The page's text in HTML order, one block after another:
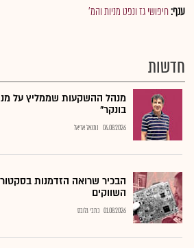
ענף:חיפושי גז ונפט מניות והמ'
חדשות
מנהל ההשקעות שממליץ על
בונקר"
04.08.2026 נתנאל אריאל
הבכיר שרואה הזדמנות
השווקים
01.08.2026 כתבי גלובס